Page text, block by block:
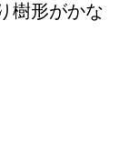
樹形がかな